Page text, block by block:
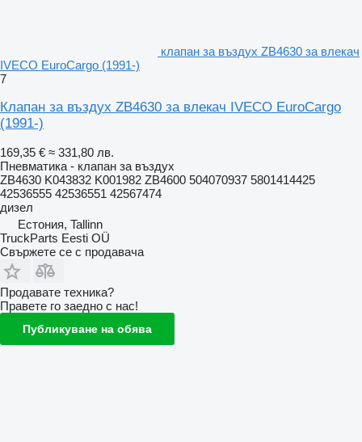
клапан за въздух ZB4630 за влекач
IVECO EuroCargo (1991-)
7
Клапан за въздух ZB4630 за влекач IVECO EuroCargo
(1991-)
169,35 € ≈ 331,80 лв.
Пневматика - клапан за въздух
ZB4630 K043832 K001982 ZB4600 504070937 5801414425
42536555 42536551 42567474
дизел
Естония, Tallinn
TruckParts Eesti OÜ
Свържете се с продавача
Продавате техника?
Правете го заедно с нас!
Публикуване на обява